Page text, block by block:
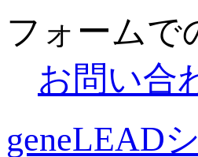
フォームで
お問い合
geneLEAD